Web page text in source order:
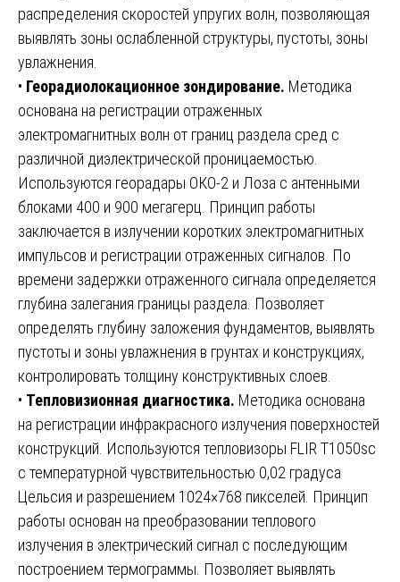
распределения скоростей упругих волн, позволяющая
выявлять зоны ослабленной структуры, пустоты, зоны
увлажнения.
• Георадиолокационное зондирование. Методика
основана на регистрации отраженных
электромагнитных волн от границ раздела сред с
различной диэлектрической проницаемостью.
Используются георадары ОКО-2 и Лоза с антенными
блоками 400 и 900 мегагерц. Принцип работы
заключается в излучении коротких электромагнитных
импульсов и регистрации отраженных сигналов. По
времени задержки отраженного сигнала определяется
глубина залегания границы раздела. Позволяет
определять глубину заложения фундаментов, выявлять
пустоты и зоны увлажнения в грунтах и конструкциях,
контролировать толщину конструктивных слоев.
• Тепловизионная диагностика. Методика основана
на регистрации инфракрасного излучения поверхностей
конструкций. Используются тепловизоры FLIR T1050sc
с температурной чувствительностью 0,02 градуса
Цельсия и разрешением 1024×768 пикселей. Принцип
работы основан на преобразовании теплового
излучения в электрический сигнал с последующим
построением термограммы. Позволяет выявлять